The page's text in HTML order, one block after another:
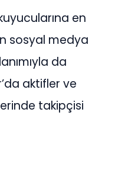
en
sosyal medya
da
aktifler ve
takipçisi